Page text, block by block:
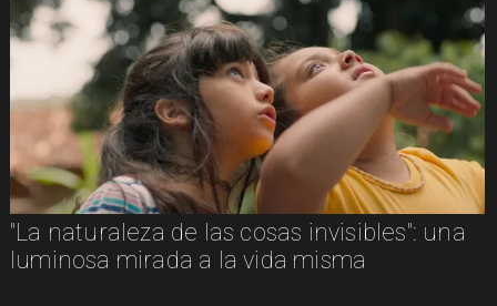
Adiós a Chuck Russell: el director que
convirtió nuestras pesadillas y fantasías en